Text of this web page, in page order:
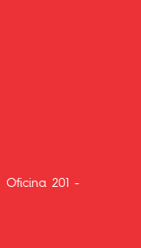
Oficina 201 -